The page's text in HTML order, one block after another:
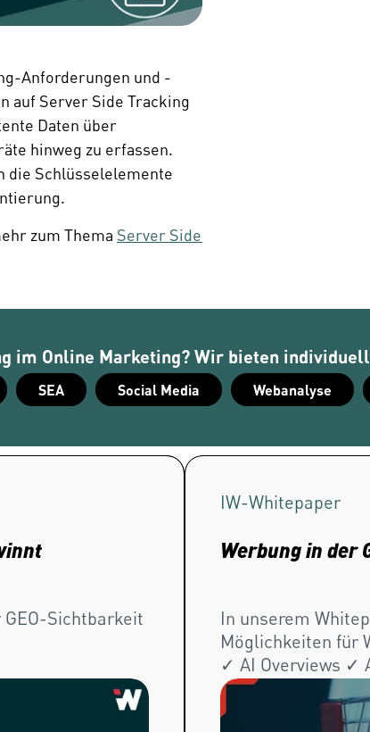
Anforderungen und -
auf Server Side Tracking
Daten über
hinweg zu erfassen.
die Schlüsselelemente
zum Thema Server Side
im Online Marketing? Wir bieten
SEA Social Media Webanalyse
Sichtbarkeit
IW-Whitepaper
Werbung in der
In unserem
Möglichkeiten für
✓ AI Overviews ✓
herunterladen!